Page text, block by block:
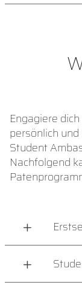
Engagiere
persönlich
Student
Nachfolgend